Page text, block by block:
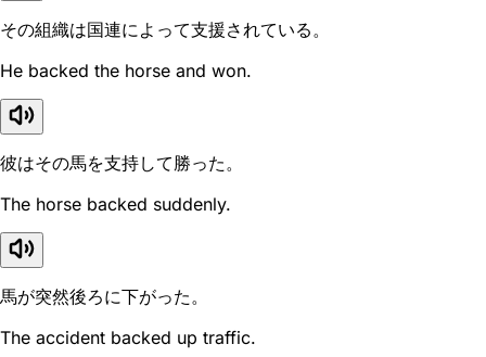
その組織は国連によって支援されている。
He backed the horse and won.
彼はその馬を支持して勝った。
The horse backed suddenly.
馬が突然後ろに下がった。
The accident backed up traffic.